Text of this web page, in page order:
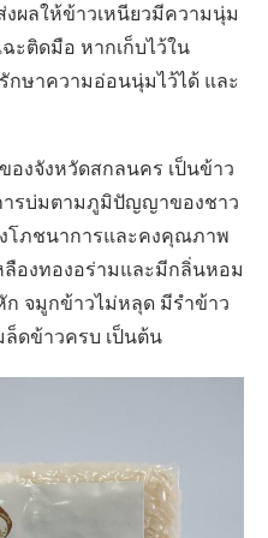
ผลให้ข้าวเหนียวมีความนุ่ม
ะติดมือ หากเก็บไว้ใน
ษาความอ่อนนุ่มไว้ได้ และ
ของจังหวัดสกลนคร เป็นข้าว
รบ่มตามภูมิปัญญาของชาว
ภชนาการและคงคุณภาพ
ลืองทองอร่ามและมีกลิ่นหอม
ก จมูกข้าวไม่หลุด มีรำข้าว
ล็ดข้าวครบ เป็นต้น